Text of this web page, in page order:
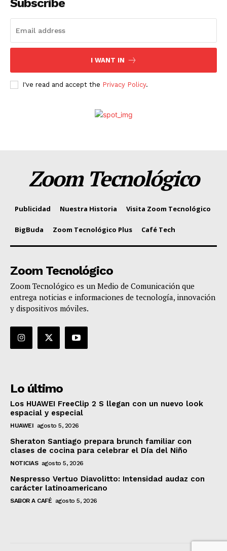
Subscribe
I WANT IN
I've read and accept the Privacy Policy.
Zoom Tecnológico
Publicidad Nuestra Historia Visita Zoom Tecnológico
BigBuda Zoom Tecnológico Plus Café Tech
Zoom Tecnológico
Zoom Tecnológico es un Medio de Comunicación que
entrega noticias e informaciones de tecnología, innovación
y dispositivos móviles.
Lo último
Los HUAWEI FreeClip 2 S llegan con un nuevo look
espacial y especial
HUAWEI agosto 5, 2026
Sheraton Santiago prepara brunch familiar con
clases de cocina para celebrar el Día del Niño
NOTICIAS agosto 5, 2026
Nespresso Vertuo Diavolitto: Intensidad audaz con
carácter latinoamericano
SABOR A CAFÉ agosto 5, 2026